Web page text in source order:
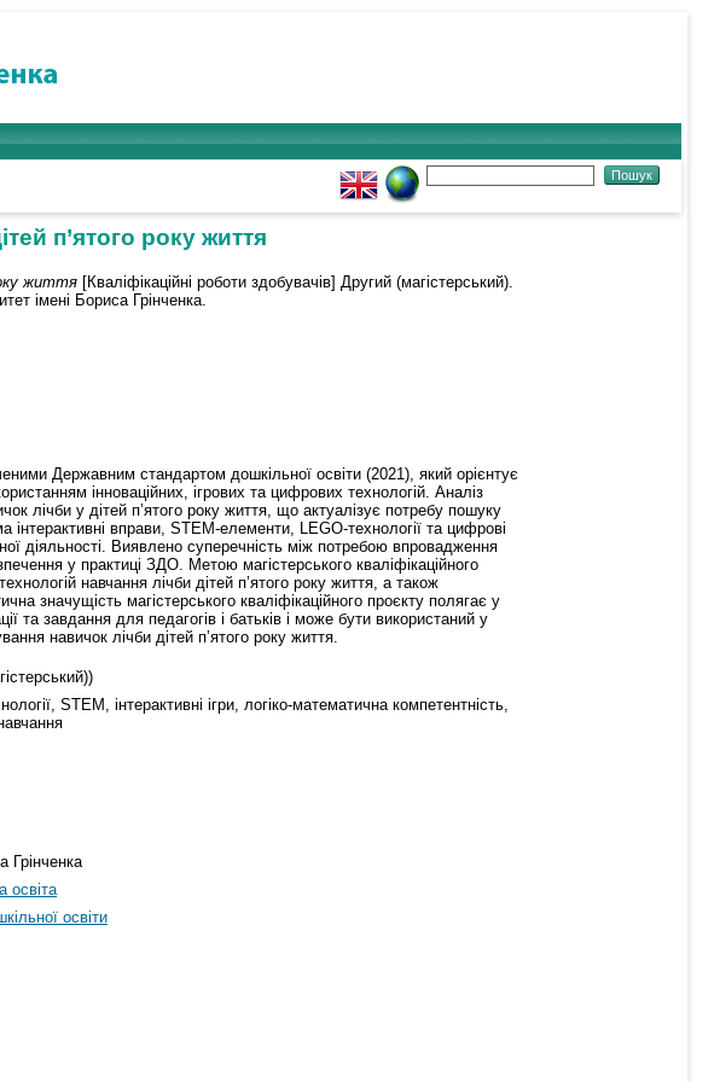
п’ятого року життя
життя [Кваліфікаційні роботи здобувачів] Другий (магістерський).
імені Бориса Грінченка.
Державним стандартом дошкільної освіти (2021), який орієнтує
інноваційних, ігрових та цифрових технологій. Аналіз
лічби у дітей п’ятого року життя, що актуалізує потребу пошуку
інтерактивні вправи, STEM-елементи, LEGO-технології та цифрові
діяльності. Виявлено суперечність між потребою впровадження
у практиці ЗДО. Метою магістерського кваліфікаційного
навчання лічби дітей п’ятого року життя, а також
значущість магістерського кваліфікаційного проєкту полягає у
та завдання для педагогів і батьків і може бути використаний у
навичок лічби дітей п’ятого року життя.
STEM, інтерактивні ігри, логіко-математична компетентність,
Грінченка
освіта
освіти